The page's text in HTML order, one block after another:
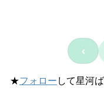
‹
★フォロー して星河